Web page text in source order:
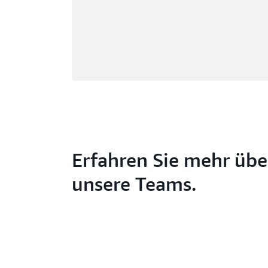
Erfahren Sie mehr
unsere Teams.